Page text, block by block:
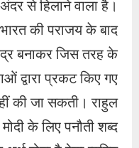
से हिलाने वाला है।
की पराजय के बाद
बनाकर जिस तरह के
द्वारा प्रकट किए गए
की जा सकती। राहुल
के लिए पनौती शब्द